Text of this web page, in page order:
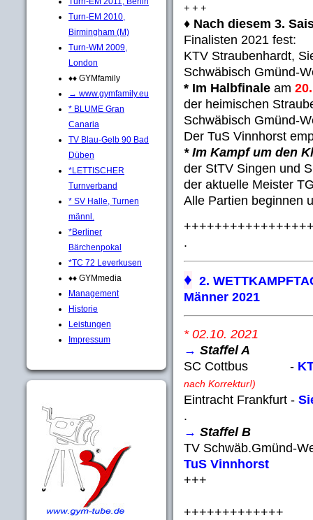
Turn-EM 2010,
Birmingham (M)
Turn-WM 2009,
London
♦♦ GYMfamily
→ www.gymfamily.eu
* BLUME Gran
Canaria
TV Blau-Gelb 90 Bad
Düben
*LETTISCHER
Turnverband
* SV Halle, Turnen
männl.
*Berliner
Bärchenpokal
*TC 72 Leverkusen
♦♦ GYMmedia
Management
Historie
Leistungen
Impressum
+ + +
♦ Nach diesem 3.
Finalisten 2021 fest:
KTV Straubenhardt,
Schwäbisch Gmünd-
* Im Halbfinale am
der heimischen
Schwäbisch Gmünd-
Der TuS Vinnhorst
* Im Kampf um den
der StTV Singen und
der aktuelle Meister
Alle Partien beginnen
.
♦ 2.
Männer 2021
* 02.10. 2021
→ Staffel A
SC Cottbus -
nach Korrektur!)
Eintracht Frankfurt -
.
→ Staffel B
TV
TuS
+++
+++++++++++++